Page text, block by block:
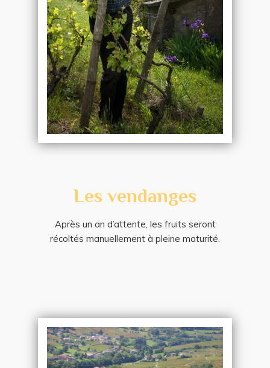
Les vendanges
Après un an d’attente, les fruits seront
récoltés manuellement à pleine maturité.